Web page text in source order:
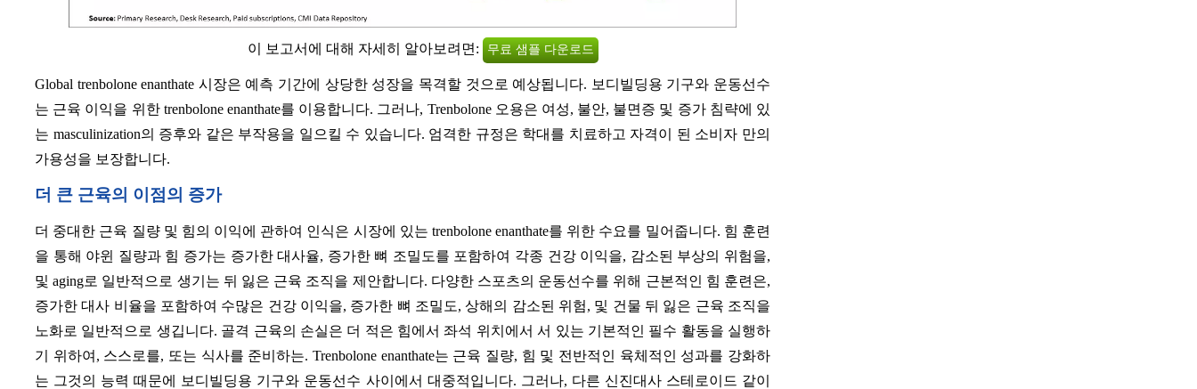
이 보고서에 대해 자세히 알아보려면: 무료 샘플 다운로드
Global trenbolone enanthate 시장은 예측 기간에 상당한 성장을 목격할 것으로 예상됩니다. 보디빌딩용 기구와 운동선수
는 근육 이익을 위한 trenbolone enanthate를 이용합니다. 그러나, Trenbolone 오용은 여성, 불안, 불면증 및 증가 침략에 있
는 masculinization의 증후와 같은 부작용을 일으킬 수 있습니다. 엄격한 규정은 학대를 치료하고 자격이 된 소비자 만의
가용성을 보장합니다.
더 큰 근육의 이점의 증가
더 중대한 근육 질량 및 힘의 이익에 관하여 인식은 시장에 있는 trenbolone enanthate를 위한 수요를 밀어줍니다. 힘 훈련
을 통해 야윈 질량과 힘 증가는 증가한 대사율, 증가한 뼈 조밀도를 포함하여 각종 건강 이익을, 감소된 부상의 위험을,
및 aging로 일반적으로 생기는 뒤 잃은 근육 조직을 제안합니다. 다양한 스포츠의 운동선수를 위해 근본적인 힘 훈련은,
증가한 대사 비율을 포함하여 수많은 건강 이익을, 증가한 뼈 조밀도, 상해의 감소된 위험, 및 건물 뒤 잃은 근육 조직을
노화로 일반적으로 생깁니다. 골격 근육의 손실은 더 적은 힘에서 좌석 위치에서 서 있는 기본적인 필수 활동을 실행하
기 위하여, 스스로를, 또는 식사를 준비하는. Trenbolone enanthate는 근육 질량, 힘 및 전반적인 육체적인 성과를 강화하
는 그것의 능력 때문에 보디빌딩용 기구와 운동선수 사이에서 대중적입니다. 그러나, 다른 신진대사 스테로이드 같이